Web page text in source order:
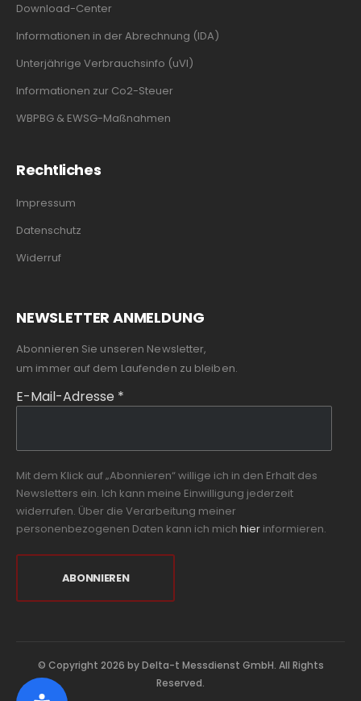
Download-Center
Informationen in der Abrechnung (IDA)
Unterjährige Verbrauchsinfo (uVI)
Informationen zur Co2-Steuer
WBPBG & EWSG-Maßnahmen
Rechtliches
Impressum
Datenschutz
Widerruf
NEWSLETTER ANMELDUNG
Abonnieren Sie unseren Newsletter,
um immer auf dem Laufenden zu bleiben.
E-Mail-Adresse *
Mit dem Klick auf „Abonnieren“ willige ich in den Erhalt des
Newsletters ein. Ich kann meine Einwilligung jederzeit
widerrufen. Über die Verarbeitung meiner
personenbezogenen Daten kann ich mich hier informieren.
© Copyright 2026 by Delta-t Messdienst GmbH. All Rights
Reserved.